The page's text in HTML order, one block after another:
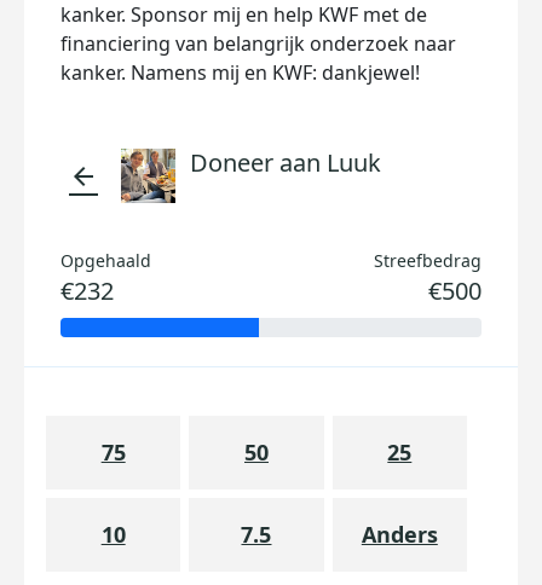
kanker. Sponsor mij en help KWF met de
financiering van belangrijk onderzoek naar
kanker. Namens mij en KWF: dankjewel!
arrow_back Doneer aan Luuk
Opgehaald
€232
Streefbedrag
€500
75 50 25
10 7.5 Anders